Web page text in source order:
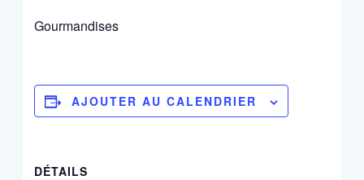
Gourmandises
AJOUTER AU CALENDRIER
DÉTAILS